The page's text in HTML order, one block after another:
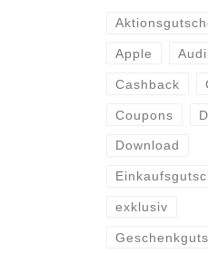
Apple
Cashback
Coupons
Download
exklusiv